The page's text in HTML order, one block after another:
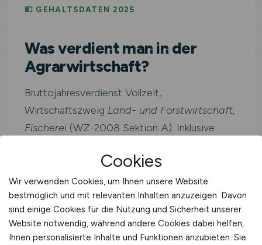
💵 GEHALTSDATEN 2025
Was verdient man in der
Agrarwirtschaft?
Bruttojahresverdienst Vollzeit,
Wirtschaftszweig Land- und Forstwirtschaft,
Fischerei(WZ-2008 Sektion A). Inklusive
Westdeutschlan
d
41.079
€/Jahr
€/Monat
Cookies
Wir verwenden Cookies, um Ihnen unsere Website
bestmöglich und mit relevanten Inhalten anzuzeigen. Davon
sind einige Cookies für die Nutzung und Sicherheit unserer
Website notwendig, während andere Cookies dabei helfen,
Ihnen personalisierte Inhalte und Funktionen anzubieten. Sie